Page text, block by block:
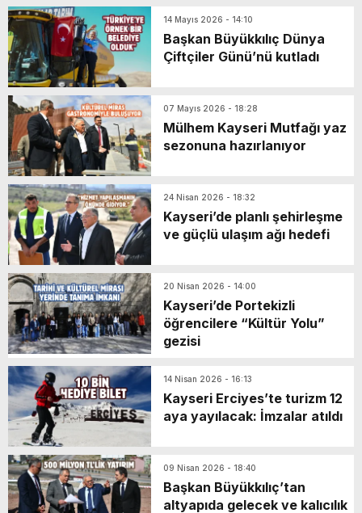
14 Mayıs 2026 - 14:10
Başkan Büyükkılıç Dünya
Çiftçiler Günü’nü kutladı
07 Mayıs 2026 - 18:28
Mülhem Kayseri Mutfağı yaz
sezonuna hazırlanıyor
24 Nisan 2026 - 18:32
Kayseri’de planlı şehirleşme
ve güçlü ulaşım ağı hedefi
20 Nisan 2026 - 14:00
Kayseri’de Portekizli
öğrencilere “Kültür Yolu”
gezisi
14 Nisan 2026 - 16:13
Kayseri Erciyes’te turizm 12
aya yayılacak: İmzalar atıldı
09 Nisan 2026 - 18:40
Başkan Büyükkılıç’tan
altyapıda gelecek ve kalıcılık